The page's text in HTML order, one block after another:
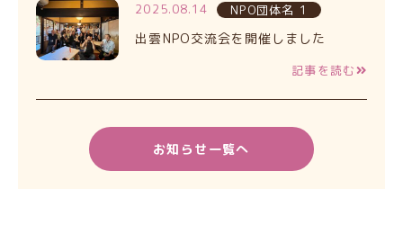
2025.08.14 NPO団体名 1
出雲NPO交流会を開催しました
記事を読む
お知らせ一覧へ